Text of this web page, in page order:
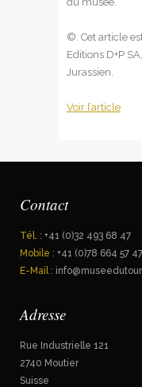
©. Cet article
Editions D+P
Jurassien.
Voir l’article
Contact
Tél.
: +41 (0)32 493 68 47
Mobile : +41 (0)78 664 57 47
E-Mail :
Adresse
Rue Industrielle 121
2740 Moutier
Suisse